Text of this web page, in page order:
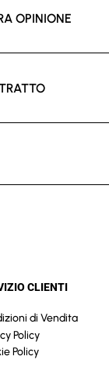
OPINIONE
CLIENTI
di Vendita
Policy
Policy